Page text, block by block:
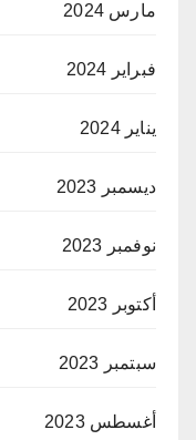
مارس 2024
فبراير 2024
يناير 2024
ديسمبر 2023
نوفمبر 2023
أكتوبر 2023
سبتمبر 2023
أغسطس 2023